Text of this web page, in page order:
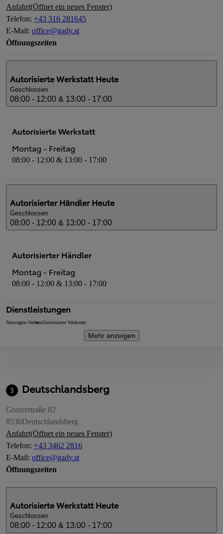
Anfahrt(Öffnet ein neues Fenster)
Telefon: +43 316 281645
E-Mail: office@gady.st
Öffnungszeiten
Autorisierte Werkstatt Heute
Geschlossen
08:00 - 12:00 & 13:00 - 17:00
Autorisierte Werkstatt
Montag - Freitag
08:00 - 12:00 & 13:00 - 17:00
Autorisierter Händler Heute
Geschlossen
08:00 - 12:00 & 13:00 - 17:00
Autorisierter Händler
Montag - Freitag
08:00 - 12:00 & 13:00 - 17:00
Dienstleistungen
Neuwagen-VerkaufAutorisierte Werkstatt
Mehr anzeigen
3 Deutschlandsberg
Grazerstraße 82
8530Deutschlandsberg
Anfahrt(Öffnet ein neues Fenster)
Telefon: +43 3462 2816
E-Mail: office@gady.st
Öffnungszeiten
Autorisierte Werkstatt Heute
Geschlossen
08:00 - 12:00 & 13:00 - 17:00